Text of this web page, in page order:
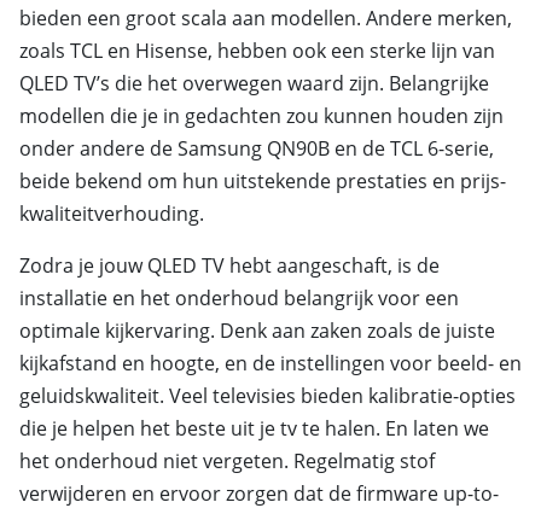
bieden een groot scala aan modellen. Andere merken,
zoals TCL en Hisense, hebben ook een sterke lijn van
QLED TV’s die het overwegen waard zijn. Belangrijke
modellen die je in gedachten zou kunnen houden zijn
onder andere de Samsung QN90B en de TCL 6-serie,
beide bekend om hun uitstekende prestaties en prijs-
kwaliteitverhouding.
Zodra je jouw QLED TV hebt aangeschaft, is de
installatie en het onderhoud belangrijk voor een
optimale kijkervaring. Denk aan zaken zoals de juiste
kijkafstand en hoogte, en de instellingen voor beeld- en
geluidskwaliteit. Veel televisies bieden kalibratie-opties
die je helpen het beste uit je tv te halen. En laten we
het onderhoud niet vergeten. Regelmatig stof
verwijderen en ervoor zorgen dat de firmware up-to-